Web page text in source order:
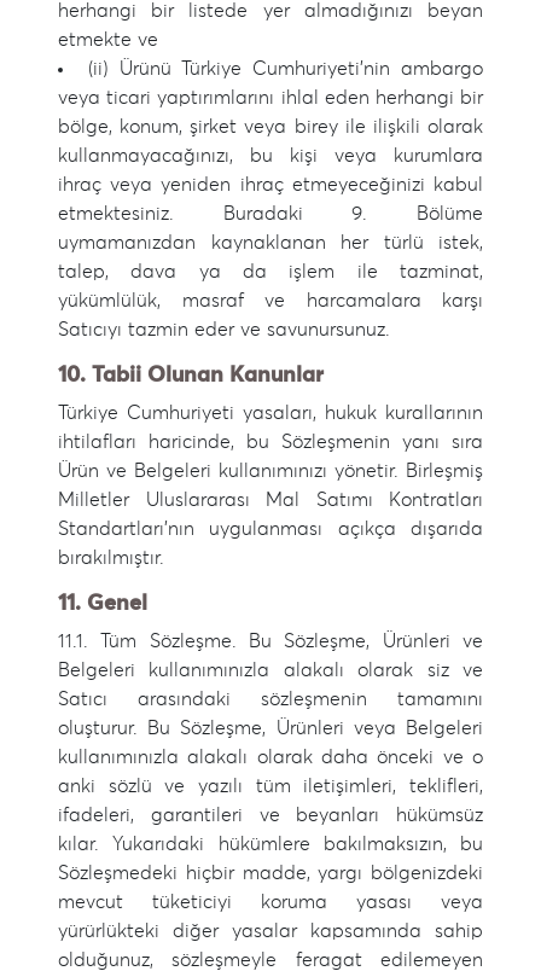
herhangi bir listede yer almadığınızı beyan
etmekte ve
(ii) Ürünü Türkiye Cumhuriyeti'nin ambargo
veya ticari yaptırımlarını ihlal eden herhangi bir
bölge, konum, şirket veya birey ile ilişkili olarak
kullanmayacağınızı, bu kişi veya kurumlara
ihraç veya yeniden ihraç etmeyeceğinizi kabul
etmektesiniz. Buradaki 9. Bölüme
uymamanızdan kaynaklanan her türlü istek,
talep, dava ya da işlem ile tazminat,
yükümlülük, masraf ve harcamalara karşı
Satıcıyı tazmin eder ve savunursunuz.
10. Tabii Olunan Kanunlar
Türkiye Cumhuriyeti yasaları, hukuk kurallarının
ihtilafları haricinde, bu Sözleşmenin yanı sıra
Ürün ve Belgeleri kullanımınızı yönetir. Birleşmiş
Milletler Uluslararası Mal Satımı Kontratları
Standartları'nın uygulanması açıkça dışarıda
bırakılmıştır.
11. Genel
11.1. Tüm Sözleşme. Bu Sözleşme, Ürünleri ve
Belgeleri kullanımınızla alakalı olarak siz ve
Satıcı arasındaki sözleşmenin tamamını
oluşturur. Bu Sözleşme, Ürünleri veya Belgeleri
kullanımınızla alakalı olarak daha önceki ve o
anki sözlü ve yazılı tüm iletişimleri, teklifleri,
ifadeleri, garantileri ve beyanları hükümsüz
kılar. Yukarıdaki hükümlere bakılmaksızın, bu
Sözleşmedeki hiçbir madde, yargı bölgenizdeki
mevcut tüketiciyi koruma yasası veya
yürürlükteki diğer yasalar kapsamında sahip
olduğunuz, sözleşmeyle feragat edilemeyen